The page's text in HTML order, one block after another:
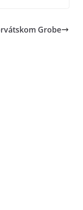
Grobe